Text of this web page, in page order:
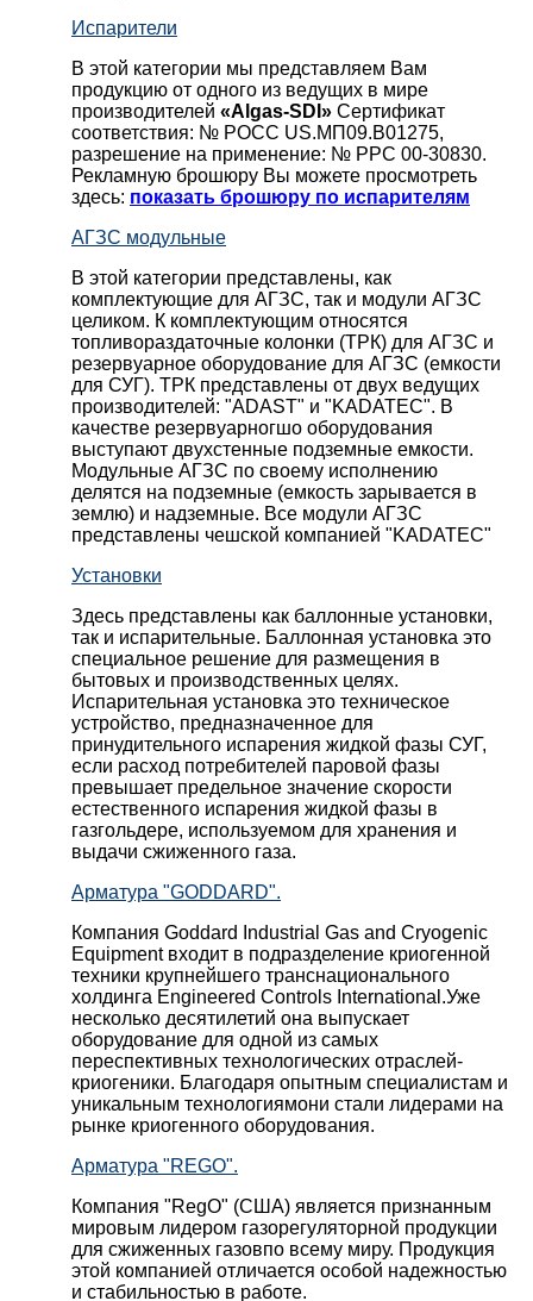
Испарители
В этой категории мы представляем Вам
продукцию от одного из ведущих в мире
производителей «Algas-SDI» Сертификат
соответствия: № РОСС US.МП09.В01275,
разрешение на применение: № РРС 00-30830.
Рекламную брошюру Вы можете просмотреть
здесь: показать брошюру по испарителям
АГЗС модульные
В этой категории представлены, как
комплектующие для АГЗС, так и модули АГЗС
целиком. К комплектующим относятся
топливораздаточные колонки (ТРК) для АГЗС и
резервуарное оборудование для АГЗС (емкости
для СУГ). ТРК представлены от двух ведущих
производителей: "ADAST" и "KADATEC". В
качестве резервуарногшо оборудования
выступают двухстенные подземные емкости.
Модульные АГЗС по своему исполнению
делятся на подземные (емкость зарывается в
землю) и надземные. Все модули АГЗС
представлены чешской компанией "KADATEC"
Установки
Здесь представлены как баллонные установки,
так и испарительные. Баллонная установка это
специальное решение для размещения в
бытовых и производственных целях.
Испарительная установка это техническое
устройство, предназначенное для
принудительного испарения жидкой фазы СУГ,
если расход потребителей паровой фазы
превышает предельное значение скорости
естественного испарения жидкой фазы в
газгольдере, используемом для хранения и
выдачи сжиженного газа.
Арматура "GODDARD".
Компания Goddard Industrial Gas and Cryogenic
Equipment входит в подразделение криогенной
техники крупнейшего транснационального
холдинга Engineered Controls International.Уже
несколько десятилетий она выпускает
оборудование для одной из самых
переспективных технологических отраслей-
криогеники. Благодаря опытным специалистам и
уникальным технологиямони стали лидерами на
рынке криогенного оборудования.
Арматура "REGO".
Компания "RegO" (США) является признанным
мировым лидером газорегуляторной продукции
для сжиженных газовпо всему миру. Продукция
этой компанией отличается особой надежностью
и стабильностью в работе.